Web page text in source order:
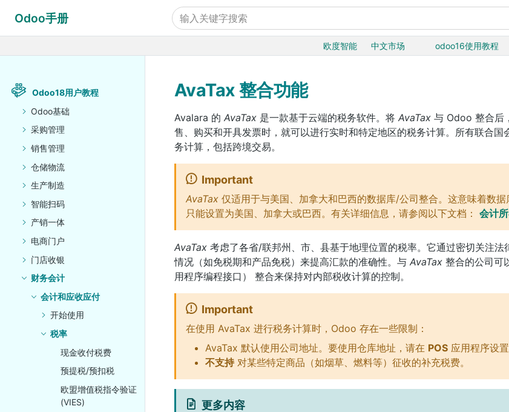
Odoo18用户教程
Odoo基础
采购管理
销售管理
仓储物流
生产制造
智能扫码
产销一体
电商门户
门店收银
财务会计
会计和应收应付
开始使用
税率
现金收付税费
预提税/预扣税
欧盟增值税指令验证
(VIES)
Odoo手册
欧度智能 中文市场 odoo16使用教程
AvaTax 整合功能
Avalara 的 AvaTax 是一款基于云端的税务软件。将 AvaTax 与 Odoo 整合后
售、购买和开具发票时，就可以进行实时和特定地区的税务计算。所有联合国
务计算，包括跨境交易。
Important
AvaTax 仅适用于与美国、加拿大和巴西的数据库/公司整合。这意味着数
只能设置为美国、加拿大或巴西。有关详细信息，请参阅以下文档： 会计
AvaTax 考虑了各省/联邦州、市、县基于地理位置的税率。它通过密切关注法
情况（如免税期和产品免税）来提高汇款的准确性。与 AvaTax 整合的公司可
用程序编程接口）
整合来保持对内部税收计算的控制。
Important
在使用 AvaTax 进行税务计算时，Odoo 存在一些限制：
AvaTax 默认使用公司地址。要使用仓库地址，请在 POS 应用程序设
不支持对某些特定商品（如烟草、燃料等）征收的补充税费。
更多内容